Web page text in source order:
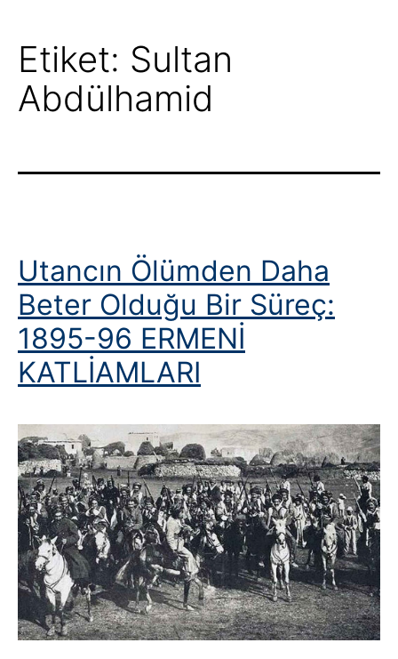
Etiket: Sultan
Abdülhamid
Utancın Ölümden Daha
Beter Olduğu Bir Süreç:
1895-96 ERMENİ
KATLİAMLARI